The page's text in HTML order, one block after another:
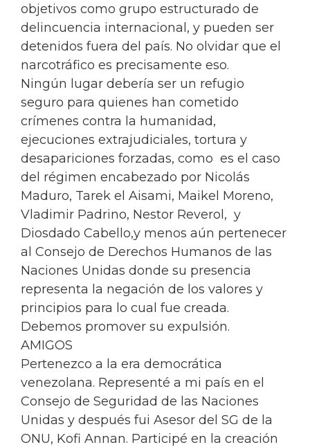
objetivos como grupo estructurado de
delincuencia internacional, y pueden ser
detenidos fuera del país. No olvidar que el
narcotráfico es precisamente eso.
Ningún lugar debería ser un refugio
seguro para quienes han cometido
crímenes contra la humanidad,
ejecuciones extrajudiciales, tortura y
desapariciones forzadas, como es el caso
del régimen encabezado por Nicolás
Maduro, Tarek el Aisami, Maikel Moreno,
Vladimir Padrino, Nestor Reverol, y
Diosdado Cabello,y menos aún pertenecer
al Consejo de Derechos Humanos de las
Naciones Unidas donde su presencia
representa la negación de los valores y
principios para lo cual fue creada.
Debemos promover su expulsión.
AMIGOS
Pertenezco a la era democrática
venezolana. Representé a mi país en el
Consejo de Seguridad de las Naciones
Unidas y después fui Asesor del SG de la
ONU, Kofi Annan. Participé en la creación